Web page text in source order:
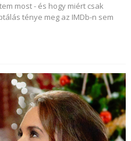
most - és hogy miért csak
ténye meg az IMDb-n sem